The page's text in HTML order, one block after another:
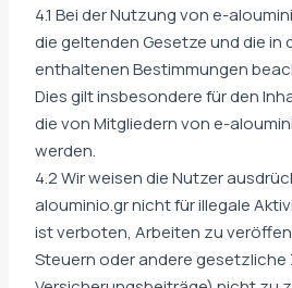
4.1 Bei der Nutzung von e-
die geltenden Gesetze und die in
enthaltenen Bestimmungen
Dies gilt insbesondere für den
die von Mitgliedern von e-
werden.
4.2 Wir weisen die Nutzer
alouminio.gr nicht für illegale
ist verboten, Arbeiten zu
Steuern oder andere gesetzliche